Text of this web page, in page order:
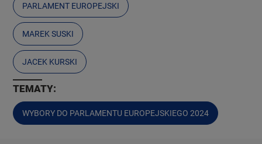
PARLAMENT EUROPEJSKI
MAREK SUSKI
JACEK KURSKI
TEMATY:
WYBORY DO PARLAMENTU EUROPEJSKIEGO 2024